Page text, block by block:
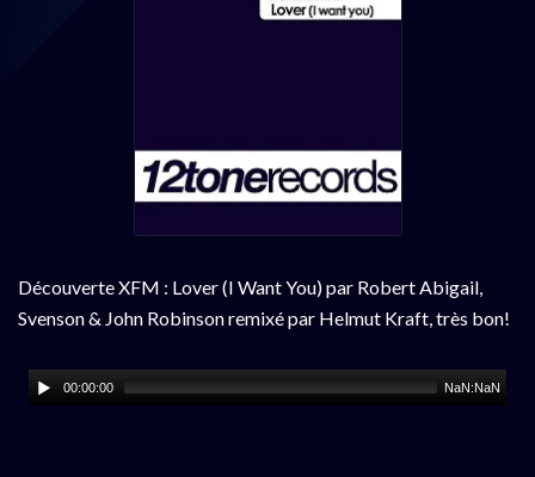
Découverte XFM : Lover (I Want You) par Robert Abigail,
Svenson & John Robinson remixé par Helmut Kraft, très bon!
00:00:00 NaN:NaN